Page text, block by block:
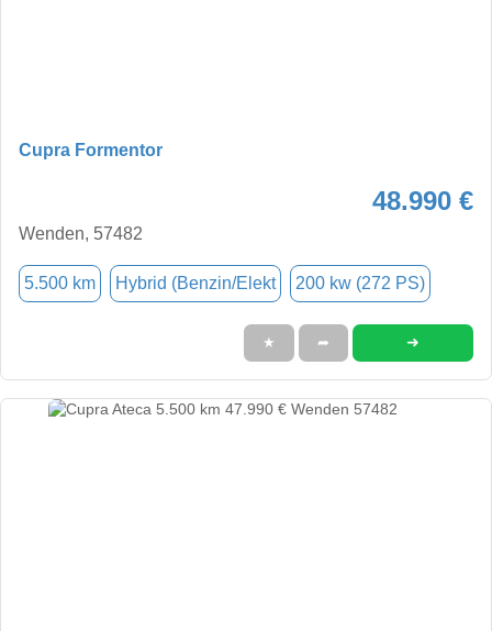
Cupra Formentor
48.990 €
Wenden, 57482
5.500 km Hybrid (Benzin/Elekt 200 kw (272 PS)
★ ➦ ➜